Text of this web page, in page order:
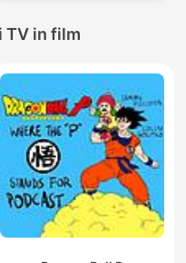
TV in film